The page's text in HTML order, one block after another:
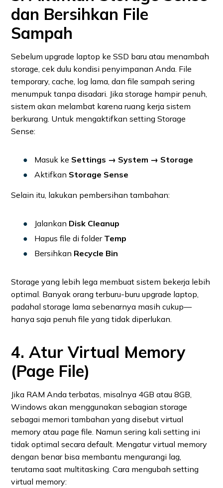
dan Bersihkan File
Sampah
Sebelum upgrade laptop ke SSD baru atau menambah
storage, cek dulu kondisi penyimpanan Anda. File
temporary, cache, log lama, dan file sampah sering
menumpuk tanpa disadari. Jika storage hampir penuh,
sistem akan melambat karena ruang kerja sistem
berkurang. Untuk mengaktifkan setting Storage
Sense:
Masuk ke Settings → System → Storage
Aktifkan Storage Sense
Selain itu, lakukan pembersihan tambahan:
Jalankan Disk Cleanup
Hapus file di folder Temp
Bersihkan Recycle Bin
Storage yang lebih lega membuat sistem bekerja lebih
optimal. Banyak orang terburu-buru upgrade laptop,
padahal storage lama sebenarnya masih cukup—
hanya saja penuh file yang tidak diperlukan.
4. Atur Virtual Memory
(Page File)
Jika RAM Anda terbatas, misalnya 4GB atau 8GB,
Windows akan menggunakan sebagian storage
sebagai memori tambahan yang disebut virtual
memory atau page file. Namun sering kali setting ini
tidak optimal secara default. Mengatur virtual memory
dengan benar bisa membantu mengurangi lag,
terutama saat multitasking. Cara mengubah setting
virtual memory: